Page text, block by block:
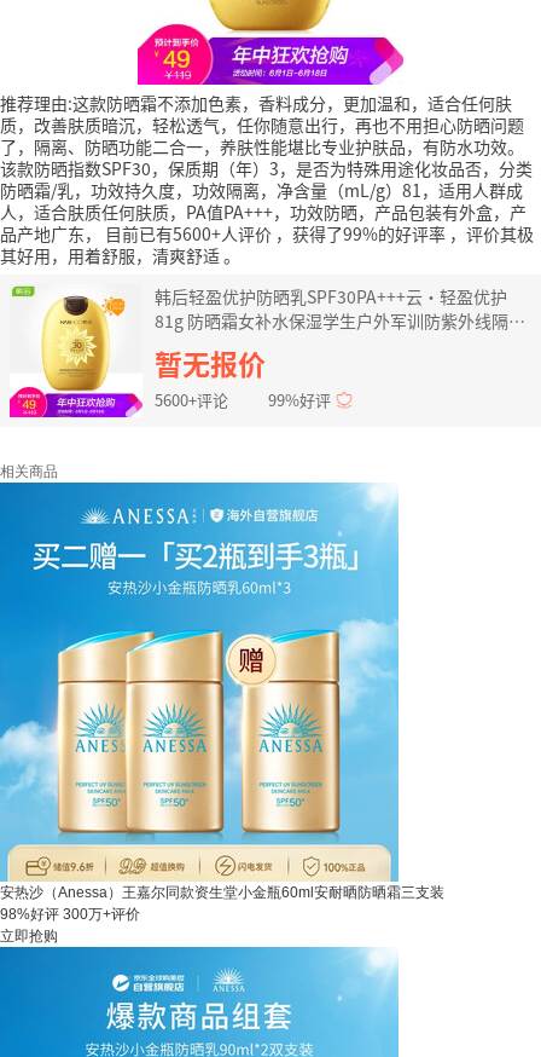
推荐理由:这款防晒霜不添加色素，香料成分，更加温和，适合任何肤
质，改善肤质暗沉，轻松透气，任你随意出行，再也不用担心防晒问题
了，隔离、防晒功能二合一，养肤性能堪比专业护肤品，有防水功效。
该款防晒指数SPF30，保质期（年）3，是否为特殊用途化妆品否，分类
防晒霜/乳，功效持久度，功效隔离，净含量（mL/g）81，适用人群成
人，适合肤质任何肤质，PA值PA+++，功效防晒，产品包装有外盒，产
品产地广东，
目前已有5600+人评价 ，获得了99%的好评率 ，评价其极
其好用，用着舒服，清爽舒适。
韩后轻盈优护防晒乳SPF30PA+++云·轻盈优护
81g 防晒霜女补水保湿学生户外军训防紫外线隔离
乳太阳蛋
暂无报价
5600+评论 99%好评
相关商品
安热沙（Anessa）王嘉尔同款资生堂小金瓶60ml安耐晒防晒霜三支装
98%好评 300万+评价
立即抢购